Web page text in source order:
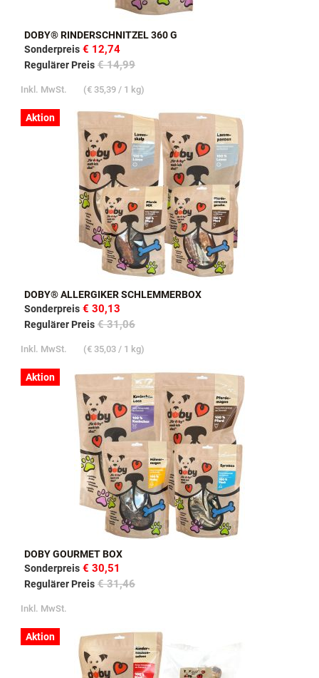
DOBY® RINDERSCHNITZEL 360 G
Sonderpreis € 12,74
Regulärer Preis € 14,99
Inkl. MwSt. (€ 35,39 / 1 kg)
Aktion
DOBY® ALLERGIKER SCHLEMMERBOX
Sonderpreis € 30,13
Regulärer Preis € 31,06
Inkl. MwSt. (€ 35,03 / 1 kg)
Aktion
DOBY GOURMET BOX
Sonderpreis € 30,51
Regulärer Preis € 31,46
Inkl. MwSt.
Aktion